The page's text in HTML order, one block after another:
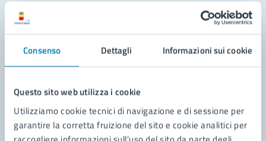
Consenso Dettagli Informazioni sui cookie
Questo sito web utilizza i cookie
Utilizziamo cookie tecnici di navigazione e di sessione per
garantire la corretta fruizione del sito e cookie analitici per
Leggi le domande frequenti
Richiedi assistenza
Prenota appuntamento